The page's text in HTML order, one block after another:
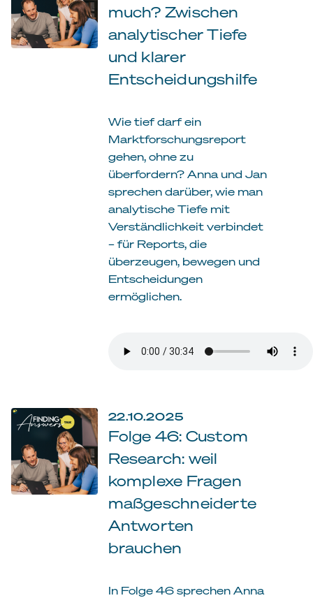
much? Zwischen
analytischer Tiefe
und klarer
Entscheidungshilfe
Wie tief darf ein
Marktforschungsreport
gehen, ohne zu
überfordern? Anna und Jan
sprechen darüber, wie man
analytische Tiefe mit
Verständlichkeit verbindet
– für Reports, die
überzeugen, bewegen und
Entscheidungen
ermöglichen.
22.10.2025
Folge 46: Custom
Research: weil
komplexe Fragen
maßgeschneiderte
Antworten
brauchen
In Folge 46 sprechen Anna